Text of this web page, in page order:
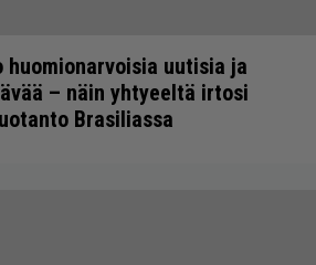
uutisia ja
– näin yhtyeeltä irtosi
Brasiliassa